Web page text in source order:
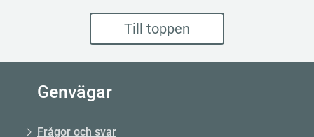
Till toppen
Genvägar
Frågor och svar